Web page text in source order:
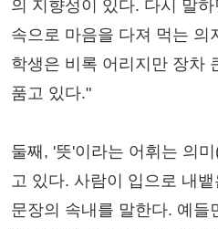
의 지향성이 있다. 다시 말
속으로 마음을 다져 먹는 의
학생은 비록 어리지만 장차
품고 있다."
둘째, '뜻'이라는 어휘는 의
고 있다. 사람이 입으로 내
문장의 속내를 말한다. 예들